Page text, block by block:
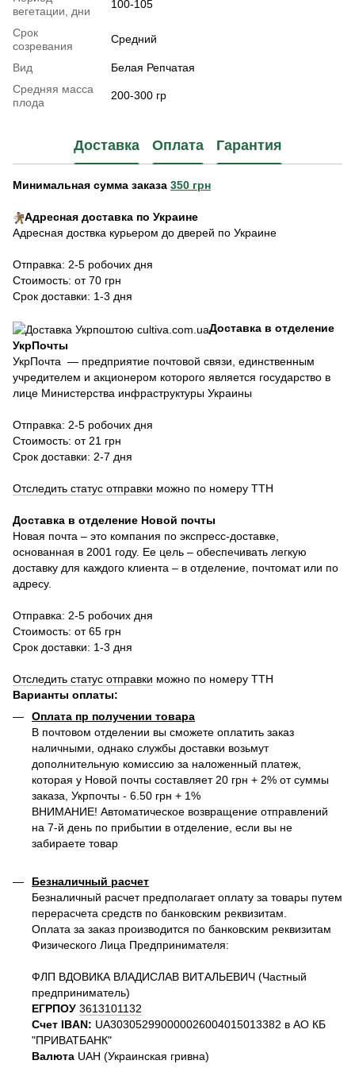
вегетации, дни
100-105
Срок
созревания
Средний
Вид
Белая Репчатая
Средняя масса
плода
200-300 гр
Доставка Оплата Гарантия
Минимальная сумма заказа 350 грн
Адресная доставка по Украине
Адресная доствка курьером до дверей по Украине
Отправка: 2-5 робочих дня
Стоимость: от 70 грн
Срок доставки: 1-3 дня
Доставка в отделение
УкрПочты
УкрПочта — предприятие почтовой связи, единственным
учредителем и акционером которого является государство в
лице Министерства инфраструктуры Украины
Отправка: 2-5 робочих дня
Стоимость: от 21 грн
Срок доставки: 2-7 дня
Отследить статус отправки можно по номеру ТТН
Доставка в отделение Новой почты
Новая почта – это компания по экспресс-доставке,
основанная в 2001 году. Ее цель – обеспечивать легкую
доставку для каждого клиента – в отделение, почтомат или по
адресу.
Отправка: 2-5 робочих дня
Стоимость: от 65 грн
Срок доставки: 1-3 дня
Отследить статус отправки можно по номеру ТТН
Варианты оплаты:
Оплата пр получении товара
В почтовом отделении вы сможете оплатить заказ
наличными, однако службы доставки возьмут
дополнительную комиссию за наложенный платеж,
которая у Новой почты составляет 20 грн + 2% от суммы
заказа, Укрпочты - 6.50 грн + 1%
ВНИМАНИЕ! Автоматическое возвращение отправлений
на 7-й день по прибытии в отделение, если вы не
забираете товар
Безналичный расчет
Безналичный расчет предполагает оплату за товары путем
перерасчета средств по банковским реквизитам.
Оплата за заказ производится по банковским реквизитам
Физического Лица Предпринимателя:
ФЛП ВДОВИКА ВЛАДИСЛАВ ВИТАЛЬЕВИЧ (Частный
предприниматель)
ЕГРПОУ 3613101132
Счет IBAN: UA303052990000026004015013382 в АО КБ
"ПРИВАТБАНК"
Валюта UAH (Украинская гривна)